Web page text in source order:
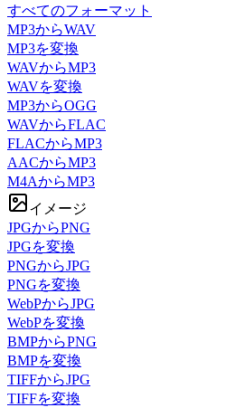
すべてのフォーマット
MP3からWAV
MP3を変換
WAVからMP3
WAVを変換
MP3からOGG
WAVからFLAC
FLACからMP3
AACからMP3
M4AからMP3
イメージ
JPGからPNG
JPGを変換
PNGからJPG
PNGを変換
WebPからJPG
WebPを変換
BMPからPNG
BMPを変換
TIFFからJPG
TIFFを変換